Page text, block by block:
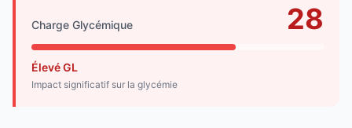
Charge Glycémique 28
Élevé GL
Impact significatif sur la glycémie